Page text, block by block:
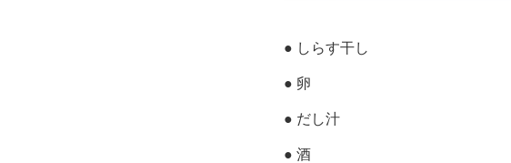
● しらす干し
● 卵
● だし汁
● 酒